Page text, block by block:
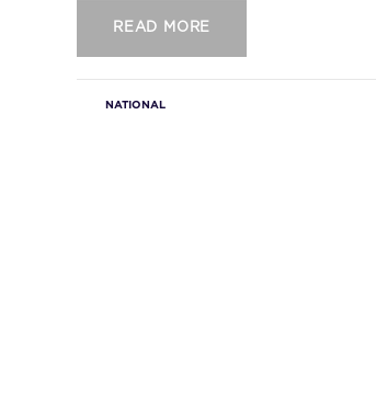
READ MORE
NATIONAL